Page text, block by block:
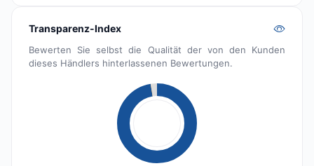
Transparenz-Index
Bewerten Sie selbst die Qualität der von den Kunden
dieses Händlers hinterlassenen Bewertungen.